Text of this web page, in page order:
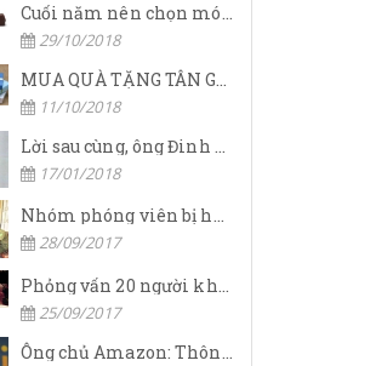
Cuối năm nên chọn món quà gì để tặng khách hàng.
29/10/2018
MUA QUÀ TẶNG TÂN GIA CẦN TRÁNH NHỮNG GÌ?
11/10/2018
Lời sau cùng, ông Đinh La Thăng nói mình nợ nhân dân quá nhiều
17/01/2018
28/09/2017
25/09/2017